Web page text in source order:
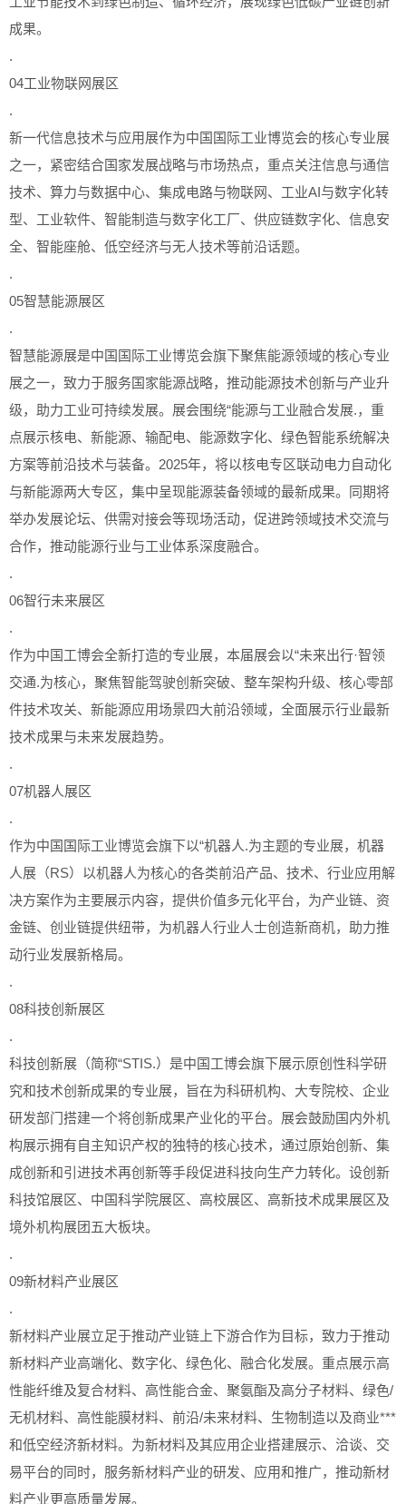
成果。
.
04工业物联网展区
.
新一代信息技术与应用展作为中国国际工业博览会的核心专业展
之一，紧密结合国家发展战略与市场热点，重点关注信息与通信
技术、算力与数据中心、集成电路与物联网、工业AI与数字化转
型、工业软件、智能制造与数字化工厂、供应链数字化、信息安
全、智能座舱、低空经济与无人技术等前沿话题。
.
05智慧能源展区
.
智慧能源展是中国国际工业博览会旗下聚焦能源领域的核心专业
展之一，致力于服务国家能源战略，推动能源技术创新与产业升
级，助力工业可持续发展。展会围绕“能源与工业融合发展.，重
点展示核电、新能源、输配电、能源数字化、绿色智能系统解决
方案等前沿技术与装备。2025年，将以核电专区联动电力自动化
与新能源两大专区，集中呈现能源装备领域的最新成果。同期将
举办发展论坛、供需对接会等现场活动，促进跨领域技术交流与
合作，推动能源行业与工业体系深度融合。
.
06智行未来展区
.
作为中国工博会全新打造的专业展，本届展会以“未来出行·智领
交通.为核心，聚焦智能驾驶创新突破、整车架构升级、核心零部
件技术攻关、新能源应用场景四大前沿领域，全面展示行业最新
技术成果与未来发展趋势。
.
07机器人展区
.
作为中国国际工业博览会旗下以“机器人.为主题的专业展，机器
人展（RS）以机器人为核心的各类前沿产品、技术、行业应用解
决方案作为主要展示内容，提供价值多元化平台，为产业链、资
金链、创业链提供纽带，为机器人行业人士创造新商机，助力推
动行业发展新格局。
.
08科技创新展区
.
科技创新展（简称“STIS.）是中国工博会旗下展示原创性科学研
究和技术创新成果的专业展，旨在为科研机构、大专院校、企业
研发部门搭建一个将创新成果产业化的平台。展会鼓励国内外机
构展示拥有自主知识产权的独特的核心技术，通过原始创新、集
成创新和引进技术再创新等手段促进科技向生产力转化。设创新
科技馆展区、中国科学院展区、高校展区、高新技术成果展区及
境外机构展团五大板块。
.
09新材料产业展区
.
新材料产业展立足于推动产业链上下游合作为目标，致力于推动
新材料产业高端化、数字化、绿色化、融合化发展。重点展示高
性能纤维及复合材料、高性能合金、聚氨酯及高分子材料、绿色/
无机材料、高性能膜材料、前沿/未来材料、生物制造以及商业***
和低空经济新材料。为新材料及其应用企业搭建展示、洽谈、交
易平台的同时，服务新材料产业的研发、应用和推广，推动新材
料产业更高质量发展。